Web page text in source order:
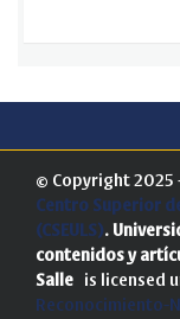
© Copyright 2025
Centro Superior
(CSEULS).
contenidos y
Salle is licensed
Reconocimiento-